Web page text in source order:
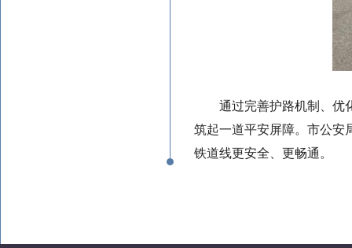
通过完善护路机制、优
筑起一道平安屏障。市公安
铁道线更安全、更畅通。